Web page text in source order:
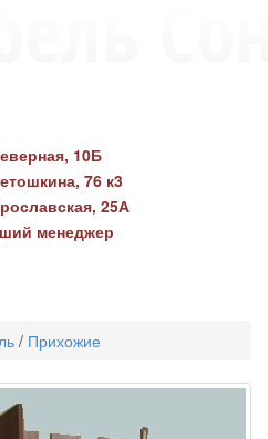
10Б
76 к3
25А
менеджер
/ Прихожие